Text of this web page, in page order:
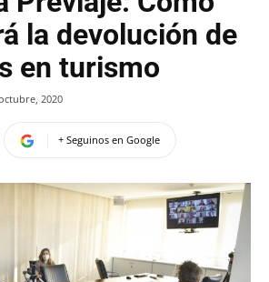
la devolución de
en turismo
2020
+ Seguinos en Google